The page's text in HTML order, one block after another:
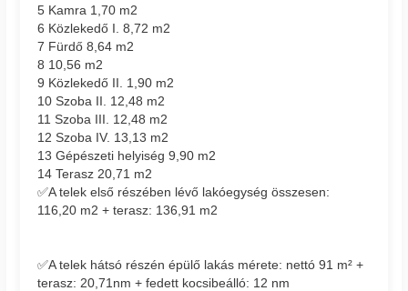
5 Kamra 1,70 m2
6 Közlekedő I. 8,72 m2
7 Fürdő 8,64 m2
8 10,56 m2
9 Közlekedő II. 1,90 m2
10 Szoba II. 12,48 m2
11 Szoba III. 12,48 m2
12 Szoba IV. 13,13 m2
13 Gépészeti helyiség 9,90 m2
14 Terasz 20,71 m2
✅A telek első részében lévő lakóegység összesen:
116,20 m2 + terasz: 136,91 m2
✅A telek hátsó részén épülő lakás mérete: nettó 91 m² +
terasz: 20,71nm + fedett kocsibeálló: 12 nm